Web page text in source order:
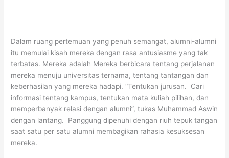
Dalam ruang pertemuan yang penuh semangat, alumni-alumni
itu memulai kisah mereka dengan rasa antusiasme yang tak
terbatas. Mereka adalah Mereka berbicara tentang perjalanan
mereka menuju universitas ternama, tentang tantangan dan
keberhasilan yang mereka hadapi. “Tentukan jurusan. Cari
informasi tentang kampus, tentukan mata kuliah pilihan, dan
memperbanyak relasi dengan alumni”, tukas Muhammad Aswin
dengan lantang. Panggung dipenuhi dengan riuh tepuk tangan
saat satu per satu alumni membagikan rahasia kesuksesan
mereka.